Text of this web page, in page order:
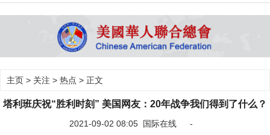
主页 > 关注 > 热点 > 正文
塔利班庆祝“胜利时刻” 美国网友：20年战争我们得到了什么？
2021-09-02 08:05 国际在线 -